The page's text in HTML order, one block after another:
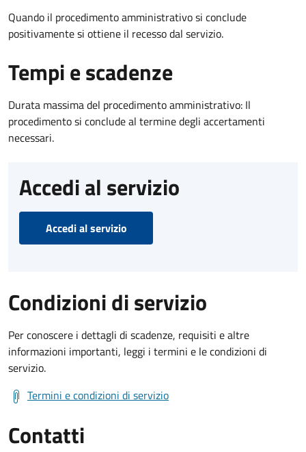
Quando il procedimento amministrativo si conclude
positivamente si ottiene il recesso dal servizio.
Tempi e scadenze
Durata massima del procedimento amministrativo: Il
procedimento si conclude al termine degli accertamenti
necessari.
Accedi al servizio
Accedi al servizio
Condizioni di servizio
Per conoscere i dettagli di scadenze, requisiti e altre
informazioni importanti, leggi i termini e le condizioni di
servizio.
Termini e condizioni di servizio
Contatti